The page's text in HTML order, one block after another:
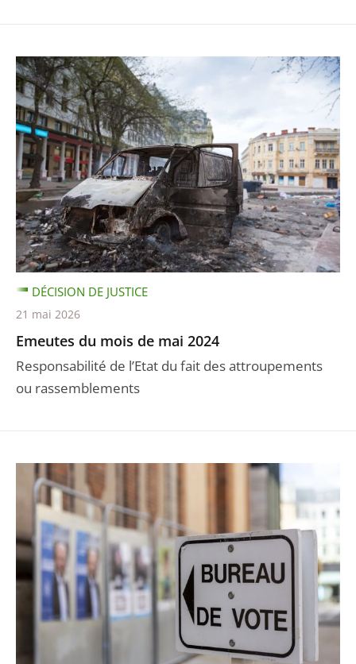
Emeutes du mois de mai 2024
Responsabilité de l’Etat du fait des attroupements
ou rassemblements
DÉCISION DE JUSTICE
21 mai 2026